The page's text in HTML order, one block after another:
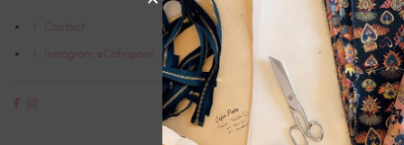
Contact
Instagram @Cofinparis